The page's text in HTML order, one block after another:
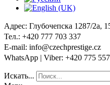
Адрес: Глубочепска 1287/2a,
Тел.: +420 777 703 337
E-mail: info@czechprestige.cz
WhatsApp | Viber: +420 775
Искать...